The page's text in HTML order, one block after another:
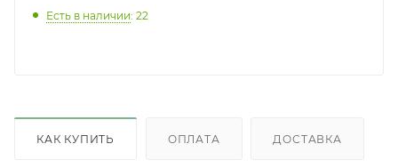
Есть в наличии: 22
КАК КУПИТЬ ОПЛАТА ДОСТАВКА